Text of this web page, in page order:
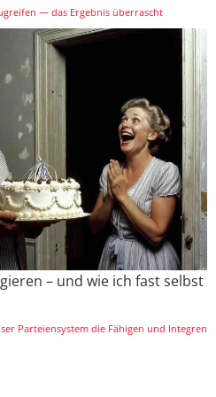
— das Ergebnis überrascht
– und wie ich fast selbst
Parteiensystem die Fähigen und Integren